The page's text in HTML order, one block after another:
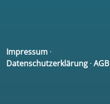
Impressum·
Datenschutzerklärung· AGB